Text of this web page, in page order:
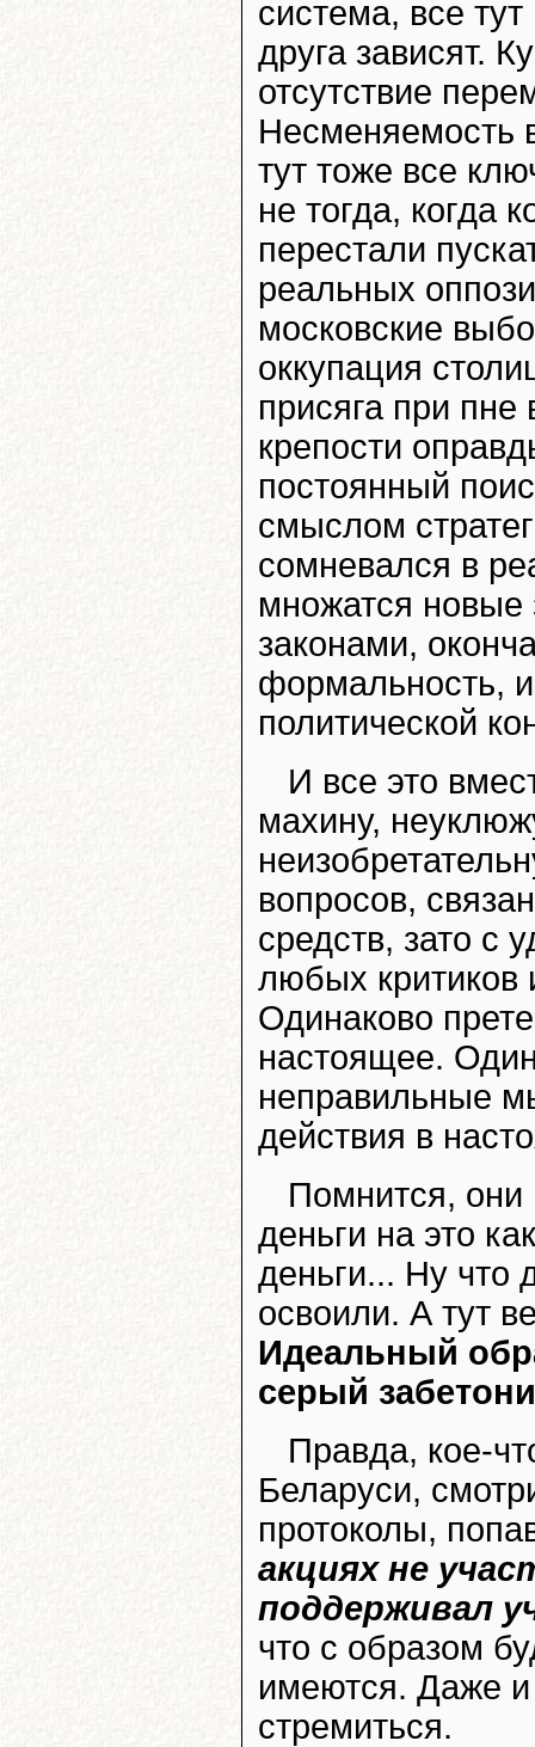
система, все
друга зависят.
отсутствие
Несменяемость
тут тоже все
не тогда, когда
перестали
реальных
московские
оккупация
присяга при
крепости
постоянный
смыслом
сомневался в
множатся новые
законами,
формальность,
политической
И все это
махину,
вопросов,
средств, зато с
любых критиков
Одинаково
настоящее.
неправильные
действия в
Помнится, они
деньги на это
деньги... Ну что
освоили. А тут
Идеальный
серый
Правда, кое-
Беларуси,
протоколы,
акциях не
поддерживал
что с образом
имеются. Даже
стремиться.